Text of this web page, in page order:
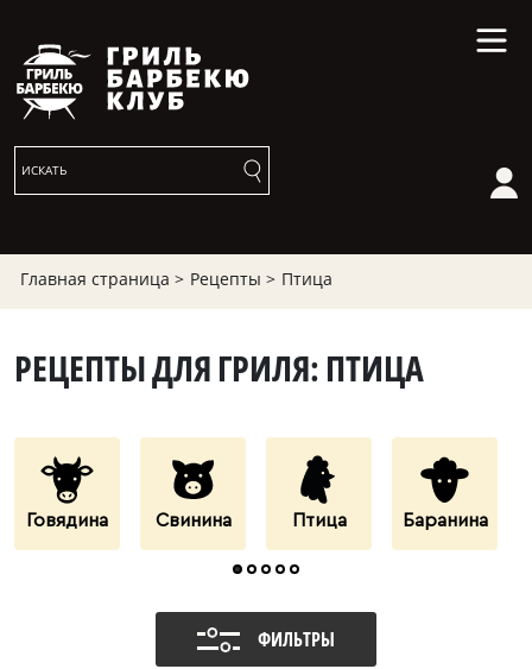
Главная страница > Рецепты > Птица
РЕЦЕПТЫ ДЛЯ ГРИЛЯ: ПТИЦА
Говядина Свинина Птица Баранина
ФИЛЬТРЫ